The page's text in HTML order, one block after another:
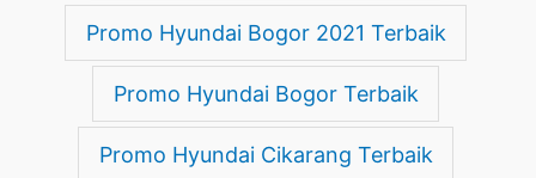
Promo Hyundai Bogor 2021 Terbaik
Promo Hyundai Bogor Terbaik
Promo Hyundai Cikarang Terbaik